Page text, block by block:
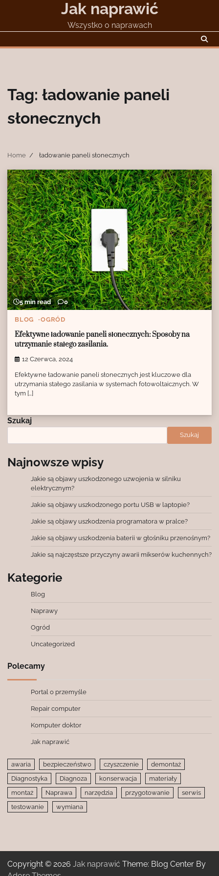
Jak naprawić
Wszystko o naprawach
Tag: ładowanie paneli
słonecznych
Home ładowanie paneli słonecznych
5 min read 0
BLOG OGRÓD
Efektywne ładowanie paneli słonecznych: Sposoby na
utrzymanie stałego zasilania.
12 Czerwca, 2024
Efektywne ładowanie paneli słonecznych jest kluczowe dla
utrzymania stałego zasilania w systemach fotowoltaicznych. W
tym […]
Szukaj
Szukaj
Najnowsze wpisy
Jakie są objawy uszkodzonego uzwojenia w silniku
elektrycznym?
Jakie są objawy uszkodzonego portu USB w laptopie?
Jakie są objawy uszkodzenia programatora w pralce?
Jakie są objawy uszkodzenia baterii w głośniku przenośnym?
Jakie są najczęstsze przyczyny awarii mikserów kuchennych?
Kategorie
Blog
Naprawy
Ogród
Uncategorized
Polecamy
Portal o przemyśle
Repair computer
Komputer doktor
Jak naprawić
awaria bezpieczeństwo czyszczenie
demontaż
Diagnostyka
Diagnoza konserwacja
materiały
montaż
Naprawa narzędzia przygotowanie
serwis
testowanie
wymiana
Copyright © 2026 Jak naprawić Theme: Blog Center By